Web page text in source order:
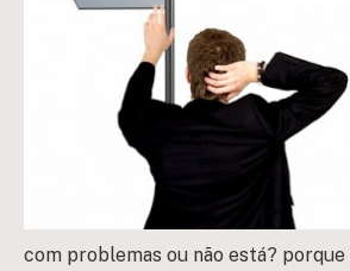
com problemas ou não está? porque